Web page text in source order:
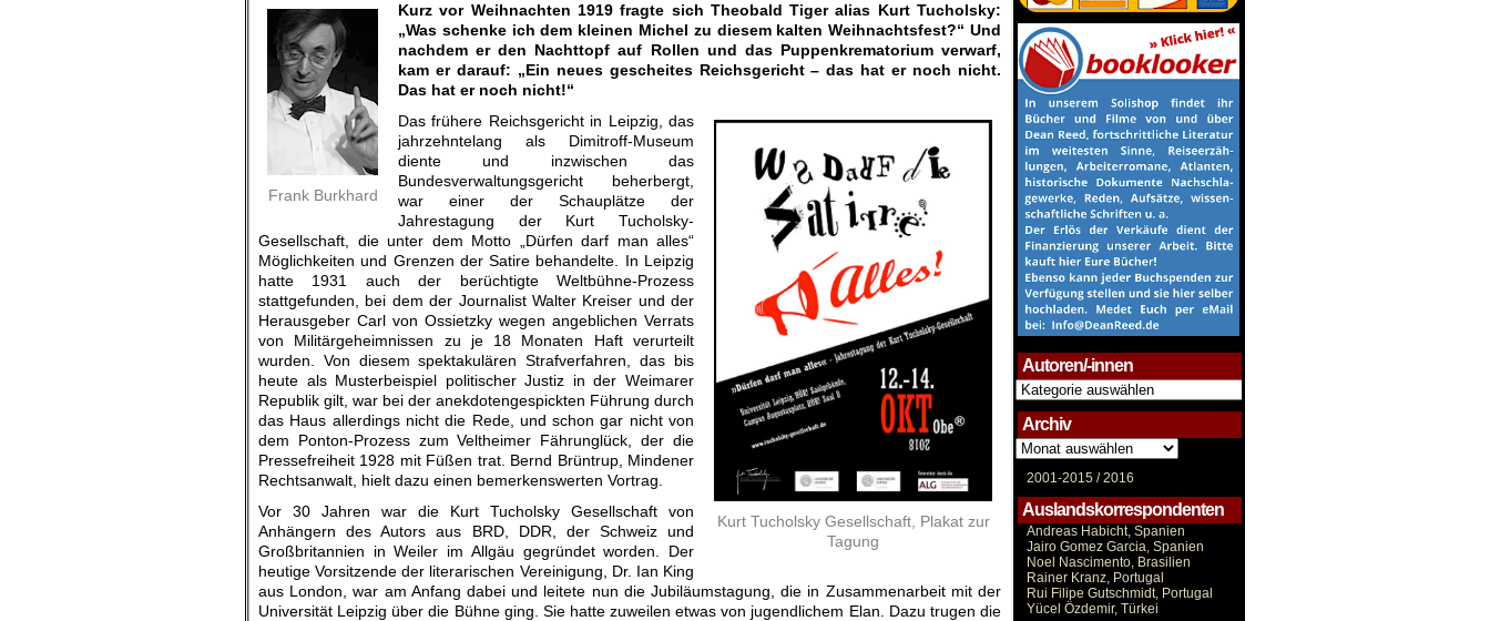
Frank Burkhard
Kurz vor Weihnachten 1919 fragte sich Theobald Tiger alias Kurt Tucholsky:
„Was schenke ich dem kleinen Michel zu diesem kalten Weihnachtsfest?“ Und
nachdem er den Nachttopf auf Rollen und das Puppenkrematorium verwarf,
kam er darauf: „Ein neues gescheites Reichsgericht – das hat er noch nicht.
Das hat er noch nicht!“
Kurt Tucholsky Gesellschaft, Plakat zur
Tagung
Das frühere Reichsgericht in Leipzig, das
jahrzehntelang als Dimitroff-Museum
diente und inzwischen das
Bundesverwaltungsgericht beherbergt,
war einer der Schauplätze der
Jahrestagung der Kurt Tucholsky-
Gesellschaft, die unter dem Motto „Dürfen darf man alles“
Möglichkeiten und Grenzen der Satire behandelte. In Leipzig
hatte 1931 auch der berüchtigte Weltbühne-Prozess
stattgefunden, bei dem der Journalist Walter Kreiser und der
Herausgeber Carl von Ossietzky wegen angeblichen Verrats
von Militärgeheimnissen zu je 18 Monaten Haft verurteilt
wurden. Von diesem spektakulären Strafverfahren, das bis
heute als Musterbeispiel politischer Justiz in der Weimarer
Republik gilt, war bei der anekdotengespickten Führung durch
das Haus allerdings nicht die Rede, und schon gar nicht von
dem Ponton-Prozess zum Veltheimer Fährunglück, der die
Pressefreiheit 1928 mit Füßen trat. Bernd Brüntrup, Mindener
Rechtsanwalt, hielt dazu einen bemerkenswerten Vortrag.
Vor 30 Jahren war die Kurt Tucholsky Gesellschaft von
Anhängern des Autors aus BRD, DDR, der Schweiz und
Großbritannien in Weiler im Allgäu gegründet worden. Der
heutige Vorsitzende der literarischen Vereinigung, Dr. Ian King
aus London, war am Anfang dabei und leitete nun die Jubiläumstagung, die in Zusammenarbeit mit der
Universität Leipzig über die Bühne ging. Sie hatte zuweilen etwas von jugendlichem Elan. Dazu trugen die
Autoren/-innen
Autoren/-
innen
Archiv
Archiv
2001-2015 /2016
Auslandskorrespondenten
Andreas Habicht, Spanien
Jairo Gomez Garcia, Spanien
Noel Nascimento, Brasilien
Rainer Kranz, Portugal
Rui Filipe Gutschmidt, Portugal
Yücel Özdemir, Türkei